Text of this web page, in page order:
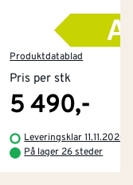
Produktdatablad
Pris per stk
5 490,-
Leveringsklar 11.11.2026
På lager 26 steder